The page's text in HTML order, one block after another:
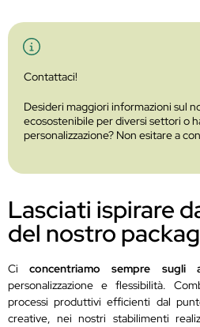
Contattaci!
Desideri maggiori informazioni sul
ecosostenibile per diversi settori o
personalizzazione? Non esitare a
Lasciati ispirare
del nostro
Ci concentriamo sempre sugli
personalizzazione e flessibilità.
processi produttivi efficienti dal
creative, nei nostri stabilimenti